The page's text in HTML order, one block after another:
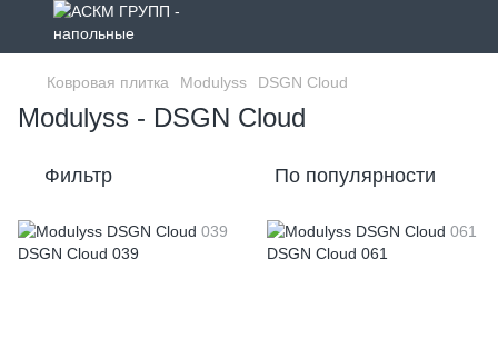
Ковровая плитка Modulyss DSGN Cloud
Modulyss - DSGN Cloud
Фильтр По популярности